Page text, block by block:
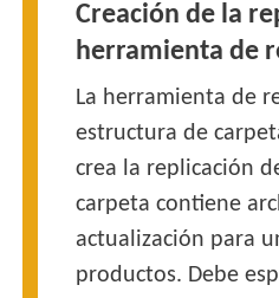
Creación de la
herramienta de
La herramienta de
estructura de
crea la replicación
carpeta contiene
actualización para
productos. Debe